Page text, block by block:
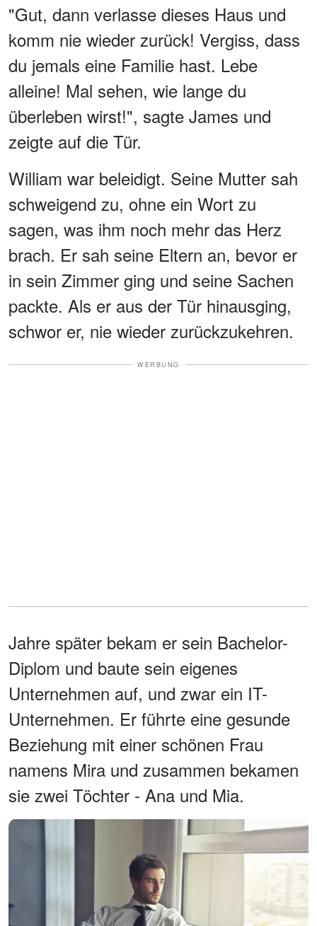
"Gut, dann verlasse dieses Haus und
komm nie wieder zurück! Vergiss, dass
du jemals eine Familie hast. Lebe
alleine! Mal sehen, wie lange du
überleben wirst!", sagte James und
zeigte auf die Tür.
William war beleidigt. Seine Mutter sah
schweigend zu, ohne ein Wort zu
sagen, was ihm noch mehr das Herz
brach. Er sah seine Eltern an, bevor er
in sein Zimmer ging und seine Sachen
packte. Als er aus der Tür hinausging,
schwor er, nie wieder zurückzukehren.
WERBUNG
Jahre später bekam er sein Bachelor-
Diplom und baute sein eigenes
Unternehmen auf, und zwar ein IT-
Unternehmen. Er führte eine gesunde
Beziehung mit einer schönen Frau
namens Mira und zusammen bekamen
sie zwei Töchter - Ana und Mia.